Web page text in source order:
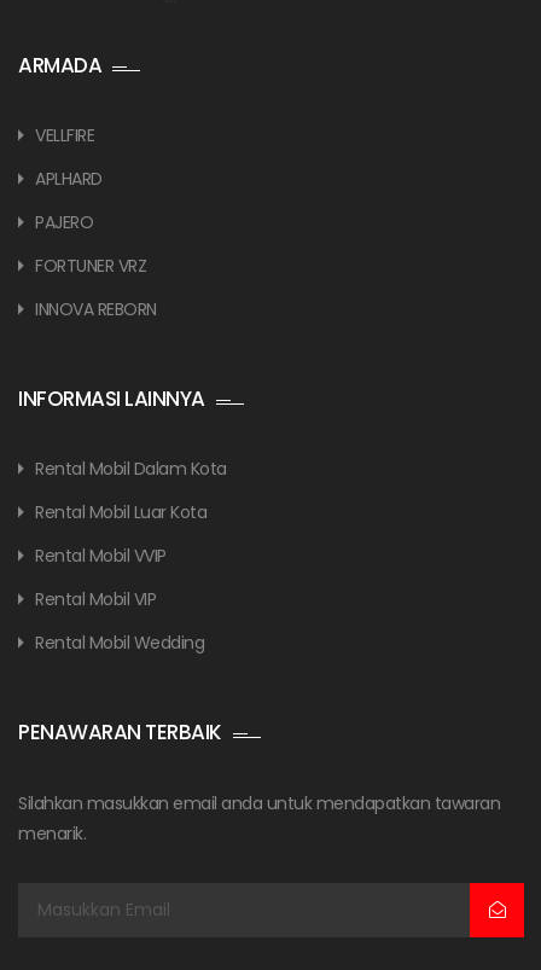
ARMADA
VELLFIRE
APLHARD
PAJERO
FORTUNER VRZ
INNOVA REBORN
INFORMASI LAINNYA
Rental Mobil Dalam Kota
Rental Mobil Luar Kota
Rental Mobil VVIP
Rental Mobil VIP
Rental Mobil Wedding
PENAWARAN TERBAIK
Silahkan masukkan email anda untuk mendapatkan tawaran
menarik.